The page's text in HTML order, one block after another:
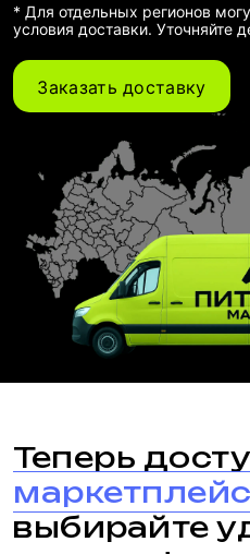
* Для отдельных регионов
условия доставки. Уточняйте
Заказать доставку
Теперь
выбирайте